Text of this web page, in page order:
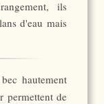
ils
d'eau mais
hautement
permettent de